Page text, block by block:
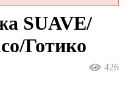
SUAVE/
Готико
426